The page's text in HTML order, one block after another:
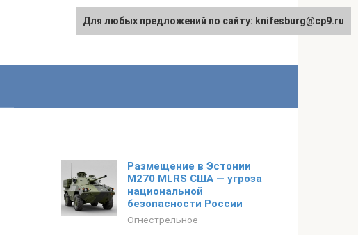
Размещение в Эстонии
M270 MLRS США — угроза
национальной
безопасности России
Огнестрельное
Для любых предложений по сайту: knifesburg@cp9.ru